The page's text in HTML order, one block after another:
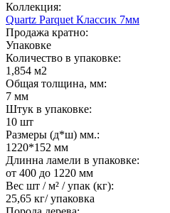
Коллекция:
Quartz Parquet Классик 7мм
Продажа кратно:
Упаковке
Количество в упаковке:
1,854 м2
Общая толщина, мм:
7 мм
Штук в упаковке:
10 шт
Размеры (д*ш) мм.:
1220*152 мм
Длинна ламели в упаковке:
от 400 до 1220 мм
Вес шт / м² / упак (кг):
25,65 кг/ упаковка